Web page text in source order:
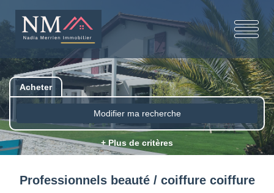
Acheter
Modifier ma recherche
+ Plus de critères
Professionnels beauté / coiffure coiffure